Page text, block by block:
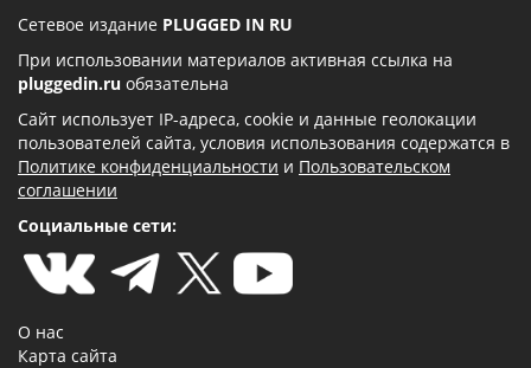
Сетевое издание PLUGGED IN RU
При использовании материалов активная ссылка на
pluggedin.ru обязательна
Сайт использует IP-адреса, cookie и данные геолокации
пользователей сайта, условия использования содержатся в
Политике конфиденциальности и Пользовательском
соглашении
Социальные сети:
О нас
Карта сайта